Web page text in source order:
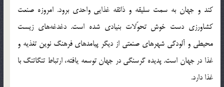
کند و جهان به سمت سلیقه و ذائقه غذایی واحدی برود. امروزه صنعت
کشاورزی دست خوش تحوّلات بنیادی شده است. دغدغه‌های زیست
محیطی و آلودگی شهرهای صنعتی از دیگر پیامدهای فرهنگ نوین تغذیه و
غذا در جهان است. پدیده گرسنگی در جهان توسعه یافته، ارتباط تنگاتنگ با
غذا دارد.